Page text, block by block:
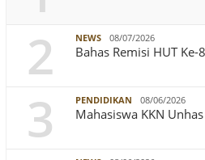
2 NEWS 08/07/2026
Bahas Remisi HUT
3 PENDIDIKAN 08/06/2026
Mahasiswa KKN